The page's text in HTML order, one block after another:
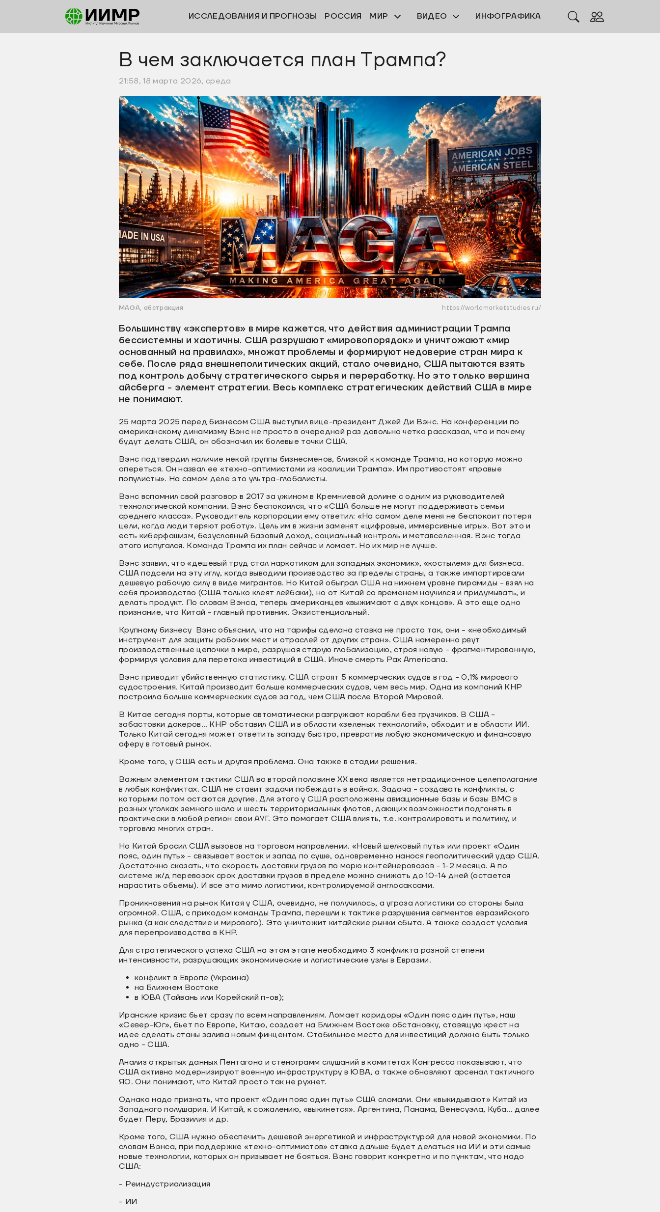
ИССЛЕДОВАНИЯ И ПРОГНОЗЫ РОССИЯ МИР ВИДЕО ИНФОГРАФИКА
В чем заключается план Трампа?
21:58, 18 марта 2026, среда
MAGA, абстракция https://worldmarketstudies.ru/
Большинству «экспертов» в мире кажется, что действия администрации Трампа
бессистемны и хаотичны. США разрушают «мировопорядок» и уничтожают «мир
основанный на правилах», множат проблемы и формируют недоверие стран мира к
себе. После ряда внешнеполитических акций, стало очевидно, США пытаются взять
под контроль добычу стратегического сырья и переработку. Но это только вершина
айсберга - элемент стратегии. Весь комплекс стратегических действий США в мире
не понимают.
25 марта 2025 перед бизнесом США выступил вице-президент Джей Ди Вэнс. На конференции по
американскому динамизму Вэнс не просто в очередной раз довольно четко рассказал, что и почему
будут делать США, он обозначил их болевые точки США.
Вэнс подтвердил наличие некой группы бизнесменов, близкой к команде Трампа, на которую можно
опереться. Он назвал ее «техно-оптимистами из коалиции Трампа». Им противостоят «правые
популисты». На самом деле это ультра-глобалисты.
Вэнс вспомнил свой разговор в 2017 за ужином в Кремниевой долине с одним из руководителей
технологической компании. Вэнс беспокоился, что «США больше не могут поддерживать семьи
среднего класса». Руководитель корпорации ему ответил: «На самом деле меня не беспокоит потеря
цели, когда люди теряют работу». Цель им в жизни заменят «цифровые, иммерсивные игры». Вот это и
есть киберфашизм, безусловный базовый доход, социальный контроль и метавселенная. Вэнс тогда
этого испугался. Команда Трампа их план сейчас и ломает. Но их мир не лучше.
Вэнс заявил, что «дешевый труд стал наркотиком для западных экономик», «костылем» для бизнеса.
США подсели на эту иглу, когда выводили производство за пределы страны, а также импортировали
дешевую рабочую силу в виде мигрантов. Но Китай обыграл США на нижнем уровне пирамиды - взял на
себя производство (США только клеят лейбаки), но от Китай со временем научился и придумывать, и
делать продукт. По словам Вэнса, теперь американцев «выжимают с двух концов». А это еще одно
признание, что Китай - главный противник. Экзистенциальный.
Крупному бизнесу Вэнс объяснил, что на тарифы сделана ставка не просто так, они - «необходимый
инструмент для защиты рабочих мест и отраслей от других стран». США намеренно рвут
производственные цепочки в мире, разрушая старую глобализацию, строя новую - фрагментированную,
формируя условия для перетока инвестиций в США. Иначе смерть Pax Americana.
Вэнс приводит убийственную статистику. США строят 5 коммерческих судов в год - 0,1% мирового
судостроения. Китай производит больше коммерческих судов, чем весь мир. Одна из компаний КНР
построила больше коммерческих судов за год, чем США после Второй Мировой.
В Китае сегодня порты, которые автоматически разгружают корабли без грузчиков. В США -
забастовки докеров… КНР обставил США и в области «зеленых технологий», обходит и в области ИИ.
Только Китай сегодня может ответить западу быстро, превратив любую экономическую и финансовую
аферу в готовый рынок.
Кроме того, у США есть и другая проблема. Она также в стадии решения.
Важным элементом тактики США во второй половине XX века является нетрадиционное целеполагание
в любых конфликтах. США не ставит задачи побеждать в войнах. Задача - создавать конфликты, с
которыми потом остаются другие. Для этого у США расположены авиационные базы и базы ВМС в
разных уголках земного шала и шесть территориальных флотов, дающих возможности подгонять в
практически в любой регион свои АУГ. Это помогает США влиять, т.е. контролировать и политику, и
торговлю многих стран.
Но Китай бросил США вызовов на торговом направлении. «Новый шелковый путь» или проект «Один
пояс, один путь» - связывает восток и запад по суше, одновременно нанося геополитический удар США.
Достаточно сказать, что скорость доставки грузов по морю контейнеровозов - 1-2 месяца. А по
системе ж/д перевозок срок доставки грузов в пределе можно снижать до 10-14 дней (остается
нарастить объемы). И все это мимо логистики, контролируемой англосаксами.
Проникновения на рынок Китая у США, очевидно, не получилось, а угроза логистики со стороны была
огромной. США, с приходом команды Трампа, перешли к тактике разрушения сегментов евразийского
рынка (а как следствие и мирового). Это уничтожит китайские рынки сбыта. А также создаст условия
для перепроизводства в КНР.
Для стратегического успеха США на этом этапе необходимо 3 конфликта разной степени
интенсивности, разрушающих экономические и логистические узлы в Евразии.
конфликт в Европе (Украина)
на Ближнем Востоке
в ЮВА (Тайвань или Корейский п-ов);
Иранские кризис бьет сразу по всем направлениям. Ломает коридоры «Один пояс один путь», наш
«Север-Юг», бьет по Европе, Китаю, создает на Ближнем Востоке обстановку, ставящую крест на
идее сделать станы залива новым финцентом. Стабильное место для инвестиций должно быть только
одно - США.
Анализ открытых данных Пентагона и стенограмм слушаний в комитетах Конгресса показывают, что
США активно модернизируют военную инфраструктуру в ЮВА, а также обновляют арсенал тактичного
ЯО. Они понимают, что Китай просто так не рухнет.
Однако надо признать, что проект «Один пояс один путь» США сломали. Они «выкидывают» Китай из
Западного полушария. И Китай, к сожалению, «выкинется». Аргентина, Панама, Венесуэла, Куба… далее
будет Перу, Бразилия и др.
Кроме того, США нужно обеспечить дешевой энергетикой и инфраструктурой для новой экономики. По
словам Вэнса, при поддержке «техно-оптимистов» ставка дальше будет делаться на ИИ и эти самые
новые технологии, которых он призывает не бояться. Вэнс говорит конкретно и по пунктам, что надо
США:
- Реиндустриализация
- ИИ